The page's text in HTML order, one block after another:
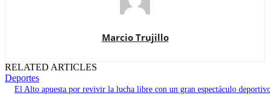
Marcio Trujillo
RELATED ARTICLES
Deportes
El Alto apuesta por revivir la lucha libre con un gran espectáculo